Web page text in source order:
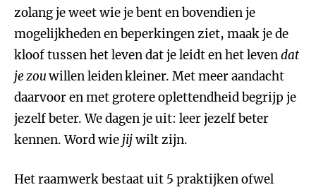
zolang je weet wie je bent en bovendien je
mogelijkheden en beperkingen ziet, maak je de
kloof tussen het leven dat je leidt en het levendat
je zouwillen leidenkleiner. Met meer aandacht
daarvoor en met grotere oplettendheid begrijp je
jezelf beter. We dagen je uit: leer jezelf beter
kennen. Word wie jijwilt zijn.
Het raamwerk bestaat uit 5 praktijken ofwel